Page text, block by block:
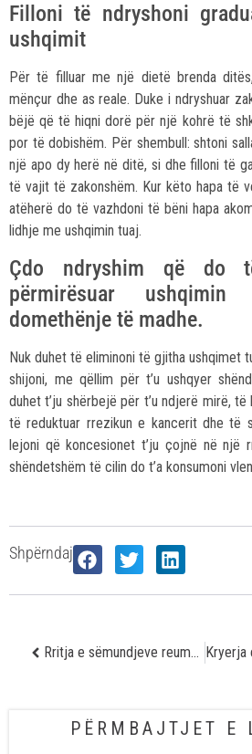
Filloni të ndryshoni
ushqimit
Për të filluar me një dietë brenda
mënçur dhe as reale. Duke i ndryshuar
bëjë që të hiqni dorë për një kohrë të
por të dobishëm. Për shembull: shtoni
një apo dy herë në ditë, si dhe filloni të
të vajit të zakonshëm. Kur këto hapa të
atëherë do të vazhdoni të bëni hapa
lidhje me ushqimin tuaj.
Çdo ndryshim që do
përmirësuar
domethënje të madhe.
Nuk duhet të eliminoni të gjitha ushqimet
shijoni, me qëllim për t’u ushqyer
duhet t’ju shërbejë për t’u ndjerë mirë,
të reduktuar rrezikun e kancerit dhe të
lejoni që koncesionet t’ju çojnë në një
shëndetshëm të cilin do t’a konsumoni
Shpërndaj
Rritja e sëmundjeve reumatoide
PËRMBAJTJET E